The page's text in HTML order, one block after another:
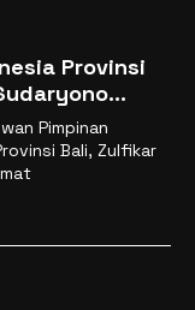
Provinsi
Pimpinan
Bali, Zulfikar